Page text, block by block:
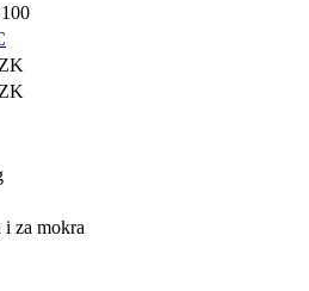
i za mokra